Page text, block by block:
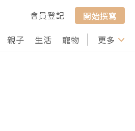
會員登記
開始撰寫
親子 生活 寵物 行山 打卡
更多